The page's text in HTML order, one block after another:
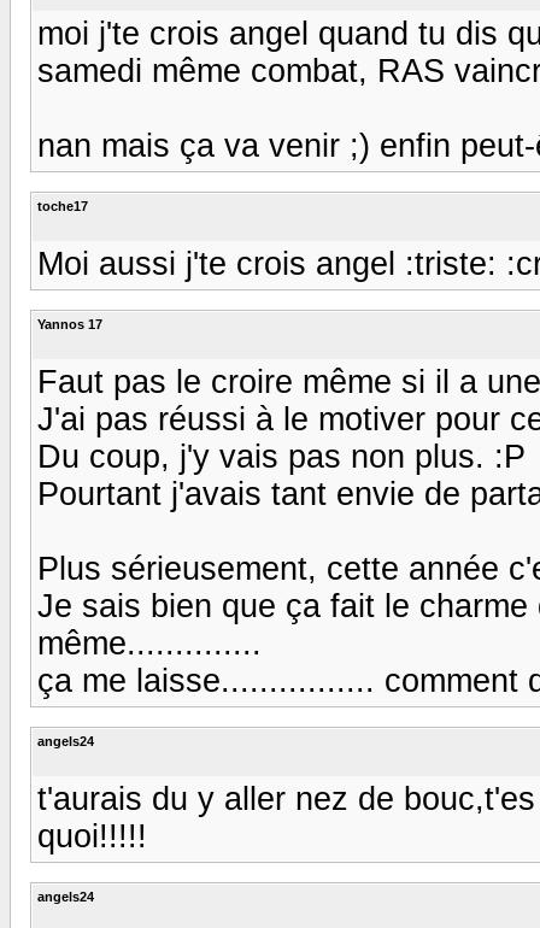
moi j'te crois angel quand tu dis
samedi même combat, RAS
nan mais ça va venir ;) enfin
toche17
Moi aussi j'te crois angel :triste:
Yannos 17
Faut pas le croire même si il a
J'ai pas réussi à le motiver pour
Du coup, j'y vais pas non plus. :P
Pourtant j'avais tant envie de
Plus sérieusement, cette année
Je sais bien que ça fait le
même..............
ça me laisse................
angels24
t'aurais du y aller nez de
quoi!!!!!
angels24